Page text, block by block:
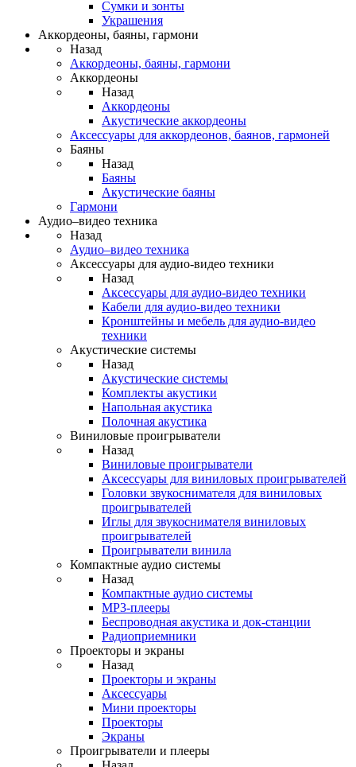
Сумки и зонты
Украшения
Аккордеоны, баяны, гармони
Назад
Аккордеоны, баяны, гармони
Аккордеоны
Назад
Аккордеоны
Акустические аккордеоны
Аксессуары для аккордеонов, баянов, гармоней
Баяны
Назад
Баяны
Акустические баяны
Гармони
Аудио–видео техника
Назад
Аудио–видео техника
Аксессуары для аудио-видео техники
Назад
Аксессуары для аудио-видео техники
Кабели для аудио-видео техники
Кронштейны и мебель для аудио-видео
техники
Акустические системы
Назад
Акустические системы
Комплекты акустики
Напольная акустика
Полочная акустика
Виниловые проигрыватели
Назад
Виниловые проигрыватели
Аксессуары для виниловых проигрывателей
Головки звукоснимателя для виниловых
проигрывателей
Иглы для звукоснимателя виниловых
проигрывателей
Проигрыватели винила
Компактные аудио системы
Назад
Компактные аудио системы
MP3-плееры
Беспроводная акустика и док-станции
Радиоприемники
Проекторы и экраны
Назад
Проекторы и экраны
Аксессуары
Мини проекторы
Проекторы
Экраны
Проигрыватели и плееры